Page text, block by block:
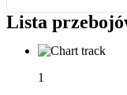
Lista
1